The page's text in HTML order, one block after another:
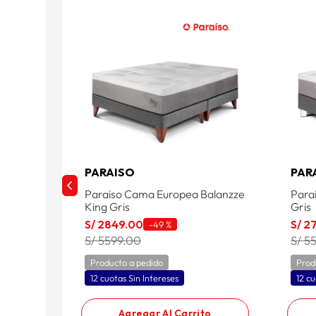
PARAISO
Paraiso Cama Europea Balanzze
King Gris
S/ 2849.00 -49 %
S/ 5599.00
Producto a pedido
12 cuotas Sin Intereses
Gris
S/
S/
12